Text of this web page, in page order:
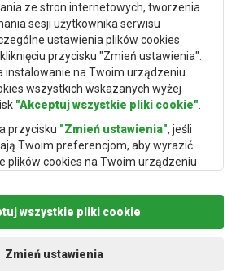
ze stron internetowych, tworzenia
sesji użytkownika serwisu
ustawienia plików cookies
przycisku "Zmień ustawienia".
instalowanie na Twoim urządzeniu
wszystkich wskazanych wyżej
"Akceptuj wszystkie pliki cookie"
przycisku "Zmień ustawienia", jeśli
Twoim preferencjom, aby wyrazić
plików cookies na Twoim urządzeniu
.
danych osobowych, w zakresie w
osobowych (Rugito Radosław Bartosik z
wszystkie pliki cookie
Zmień ustawienia
Dywany Łódź
Dywany Katowice
Dywany Rzeszów
Częstochowa
i realizacja:dimax.pl